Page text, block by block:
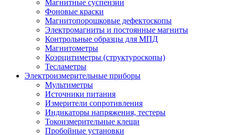
Магнитные суспензии
Фоновые краски
Магнитопорошковые дефектоскопы
Электромагниты и постоянные магниты
Контрольные образцы для МПД
Магнитометры
Коэрцитиметры (структуроскопы)
Тесламетры
Электроизмерительные приборы
Мультиметры
Источники питания
Измерители сопротивления
Индикаторы напряжения, тестеры
Токоизмерительные клещи
Пробойные установки